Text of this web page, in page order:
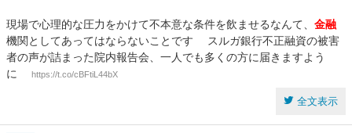
現場で心理的な圧力をかけて不本意な条件を飲ませるなんて、 金融
機関としてあってはならないことです スルガ銀行不正融資の被害
者の声が詰まった院内報告会、一人でも多くの方に届きますよう
に
https://t.co/cBFtiL44bX
全文表示